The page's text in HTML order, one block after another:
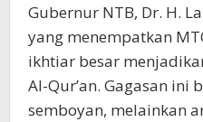
Gubernur NTB, Dr. H.
yang menempatkan
ikhtiar besar
Al-Qur’an. Gagasan ini
semboyan, melainkan